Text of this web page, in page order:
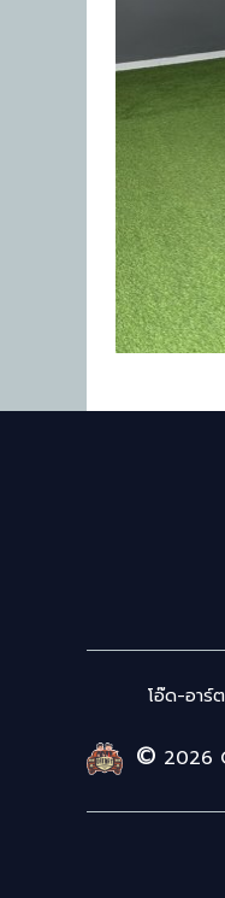
โอ๊ด-อาร์
© 2026